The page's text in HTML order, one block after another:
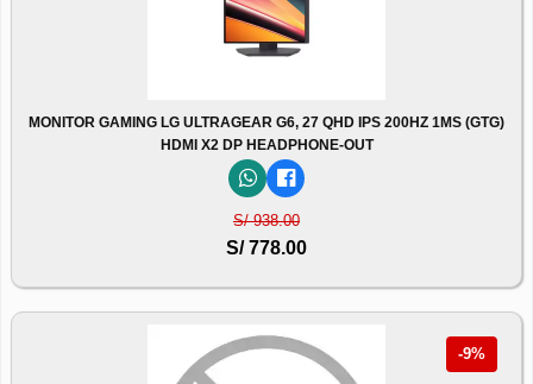
MONITOR GAMING LG ULTRAGEAR G6, 27 QHD IPS 200HZ 1MS (GTG)
HDMI X2 DP HEADPHONE-OUT
S/ 938.00
S/ 778.00
-9%